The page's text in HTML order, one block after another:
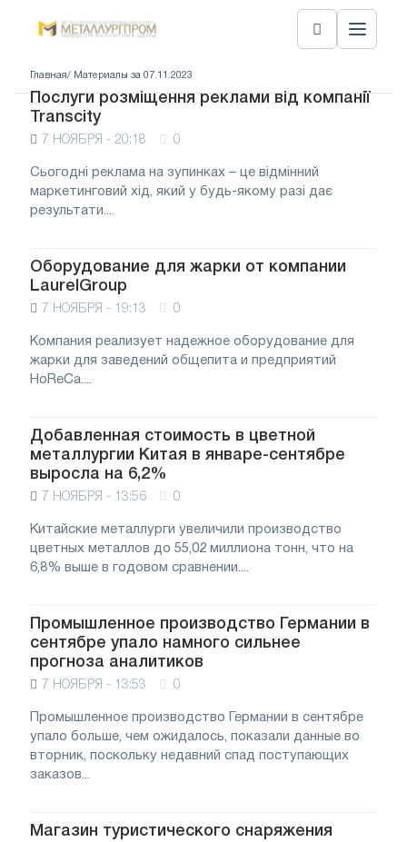
Главная/ Материалы за 07.11.2023
Послуги розміщення реклами від компанії
Transcity
7 НОЯБРЯ - 20:18 0
Сьогодні реклама на зупинках – це відмінний
маркетинговий хід, який у будь-якому разі дає
результати....
Оборудование для жарки от компании
LaurelGroup
7 НОЯБРЯ - 19:13 0
Компания реализует надежное оборудование для
жарки для заведений общепита и предприятий
HoReCa....
Добавленная стоимость в цветной
металлургии Китая в январе-сентябре
выросла на 6,2%
7 НОЯБРЯ - 13:56 0
Китайские металлурги увеличили производство
цветных металлов до 55,02 миллиона тонн, что на
6,8% выше в годовом сравнении....
Промышленное производство Германии в
сентябре упало намного сильнее
прогноза аналитиков
7 НОЯБРЯ - 13:53 0
Промышленное производство Германии в сентябре
упало больше, чем ожидалось, показали данные во
вторник, поскольку недавний спад поступающих
заказов...
Магазин туристического снаряжения